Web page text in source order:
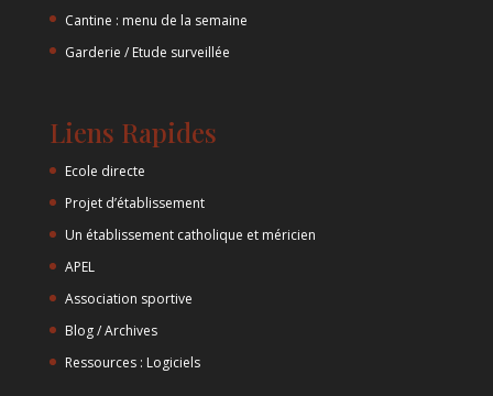
Cantine : menu de la semaine
Garderie / Etude surveillée
Liens Rapides
Ecole directe
Projet d’établissement
Un établissement catholique et méricien
APEL
Association sportive
Blog / Archives
Ressources : Logiciels